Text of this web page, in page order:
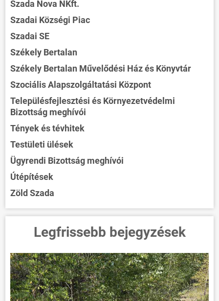
Szada Nova NKft.
Szadai Községi Piac
Szadai SE
Székely Bertalan
Székely Bertalan Művelődési Ház és Könyvtár
Szociális Alapszolgáltatási Központ
Településfejlesztési és Környezetvédelmi
Bizottság meghívói
Tények és tévhitek
Testületi ülések
Ügyrendi Bizottság meghívói
Útépítések
Zöld Szada
Legfrissebb bejegyzések